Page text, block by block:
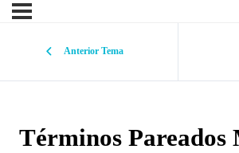
Anterior Tema
Términos Pareados